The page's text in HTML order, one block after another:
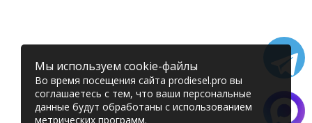
Мы используем cookie-файлы
Во время посещения сайта prodiesel.pro вы
соглашаетесь с тем, что ваши персональные
данные будут обработаны с использованием
метрических программ.